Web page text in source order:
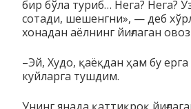
бир бўла туриб… Нега? Нега?
сотади, шешенгни», — деб
хонадан аёлнинг йиғлаган
–Эй, Худо, қаёқдан ҳам бу
куйларга тушдим.